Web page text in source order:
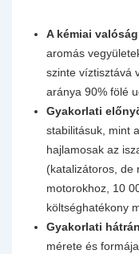
A kémiai
aromás
szinte víztisztává
aránya 90% fölé
Gyakorlati
stabilitásuk, mint
hajlamosak az
(katalizátoros, de
motorokhoz, 10
költséghatékony
Gyakorlati
mérete és